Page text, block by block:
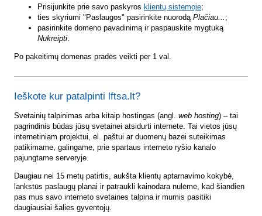
Prisijunkite prie savo paskyros klientų sistemoje;
ties skyriumi "Paslaugos" pasirinkite nuorodą Plačiau... ;
pasirinkite domeno pavadinimą ir paspauskite mygtuką
Nukreipti.
Po pakeitimų domenas pradės veikti per 1 val.
Ieškote kur patalpinti lftsa.lt?
Svetainių talpinimas arba kitaip hostingas (angl. web hosting) – tai
pagrindinis būdas jūsų svetainei atsidurti internete. Tai vietos jūsų
internetiniam projektui, el. paštui ar duomenų bazei suteikimas
patikimame, galingame, prie spartaus interneto ryšio kanalo
pajungtame serveryje.
Daugiau nei 15 metų patirtis, aukšta klientų aptarnavimo kokybė,
lankstūs paslaugų planai ir patraukli kainodara nulėmė, kad šiandien
pas mus savo interneto svetaines talpina ir mumis pasitiki
daugiausiai šalies gyventojų.